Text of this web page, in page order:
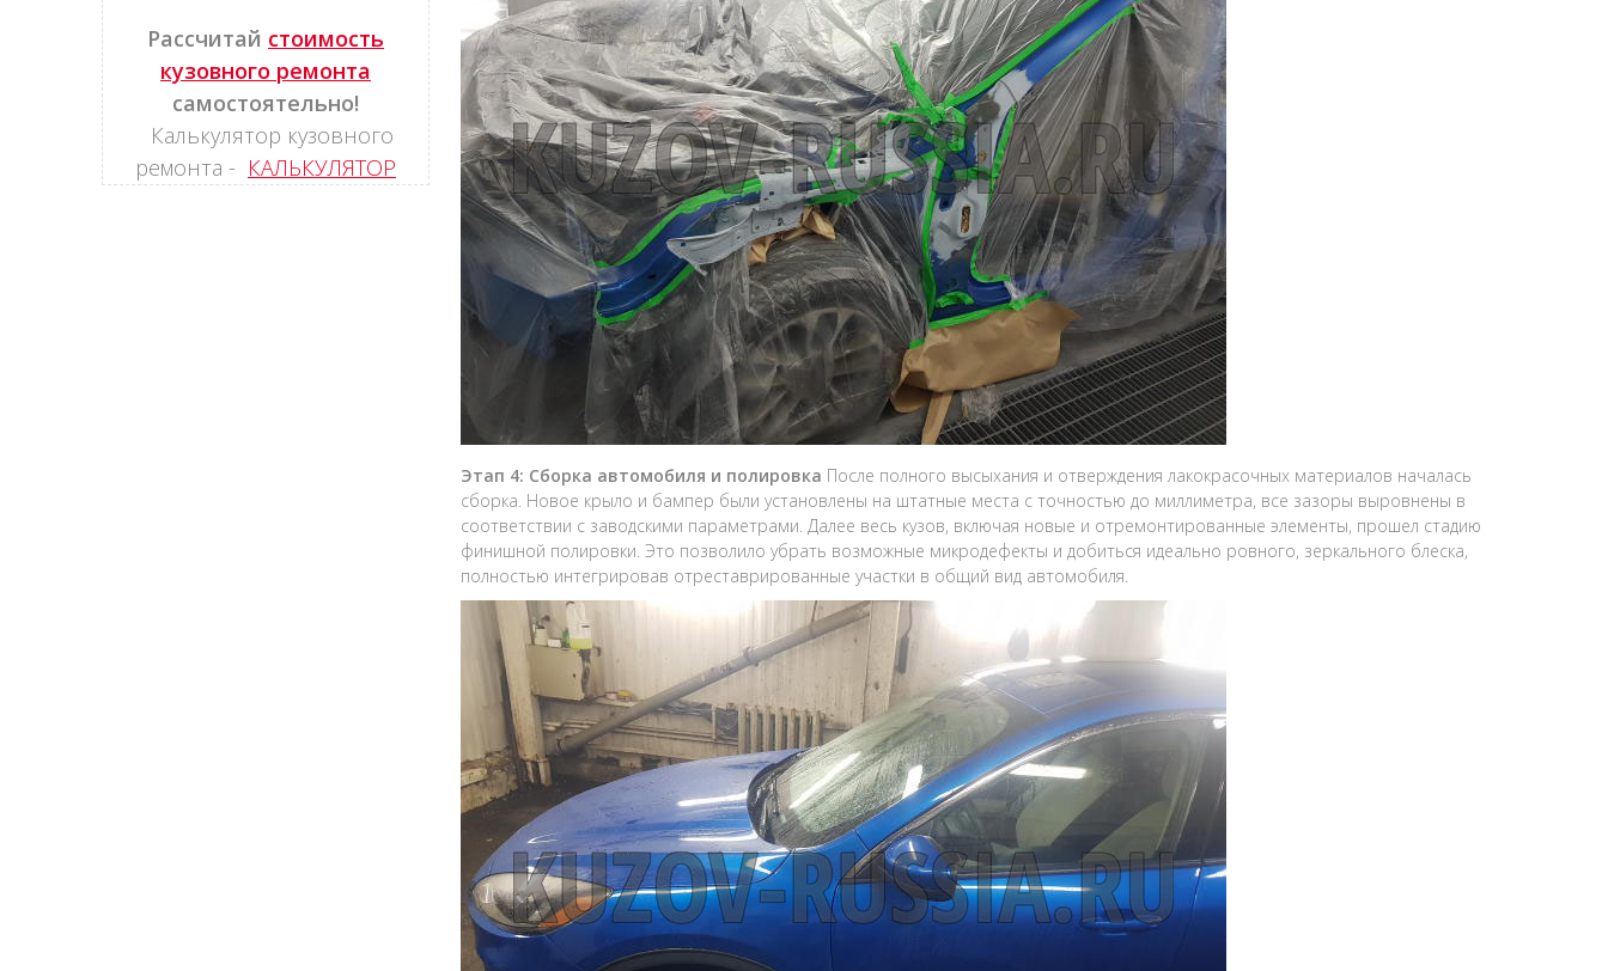
Этап 4: Сборка автомобиля и полировка После полного высыхания и отверждения лакокрасочных материалов началась
сборка. Новое крыло и бампер были установлены на штатные места с точностью до миллиметра, все зазоры выровнены в
соответствии с заводскими параметрами. Далее весь кузов, включая новые и отремонтированные элементы, прошел стадию
финишной полировки. Это позволило убрать возможные микродефекты и добиться идеально ровного, зеркального блеска,
полностью интегрировав отреставрированные участки в общий вид автомобиля.
Рассчитай стоимость
кузовного ремонта
самостоятельно!
Калькулятор кузовного
ремонта - КАЛЬКУЛЯТОР